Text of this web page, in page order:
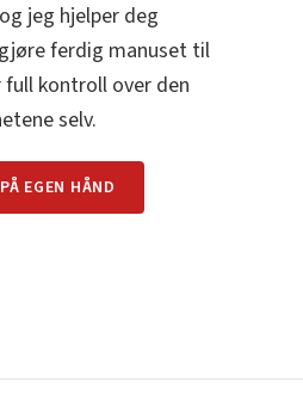
jeg hjelper deg
ferdig manuset til
full kontroll over den
selv.
EGEN HÅND